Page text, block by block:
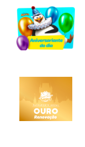
INFO
INFO